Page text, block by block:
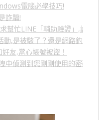
電腦必學技巧!
詐騙!
幫忙LINE「輔助驗證」,詐騙
,是被駭了？還是網路釣魚？
友,當心帳號被盜！
中偵測到您剛剛使用的密碼」